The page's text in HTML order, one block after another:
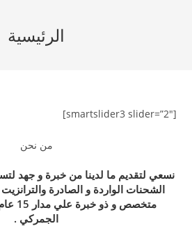
الرئيسية
[smartslider3 slider=”2″]
من نحن
نسعي لتقديم ما لدينا من خبرة و جهد
الشحنات الواردة و الصادرة
الجمركي .